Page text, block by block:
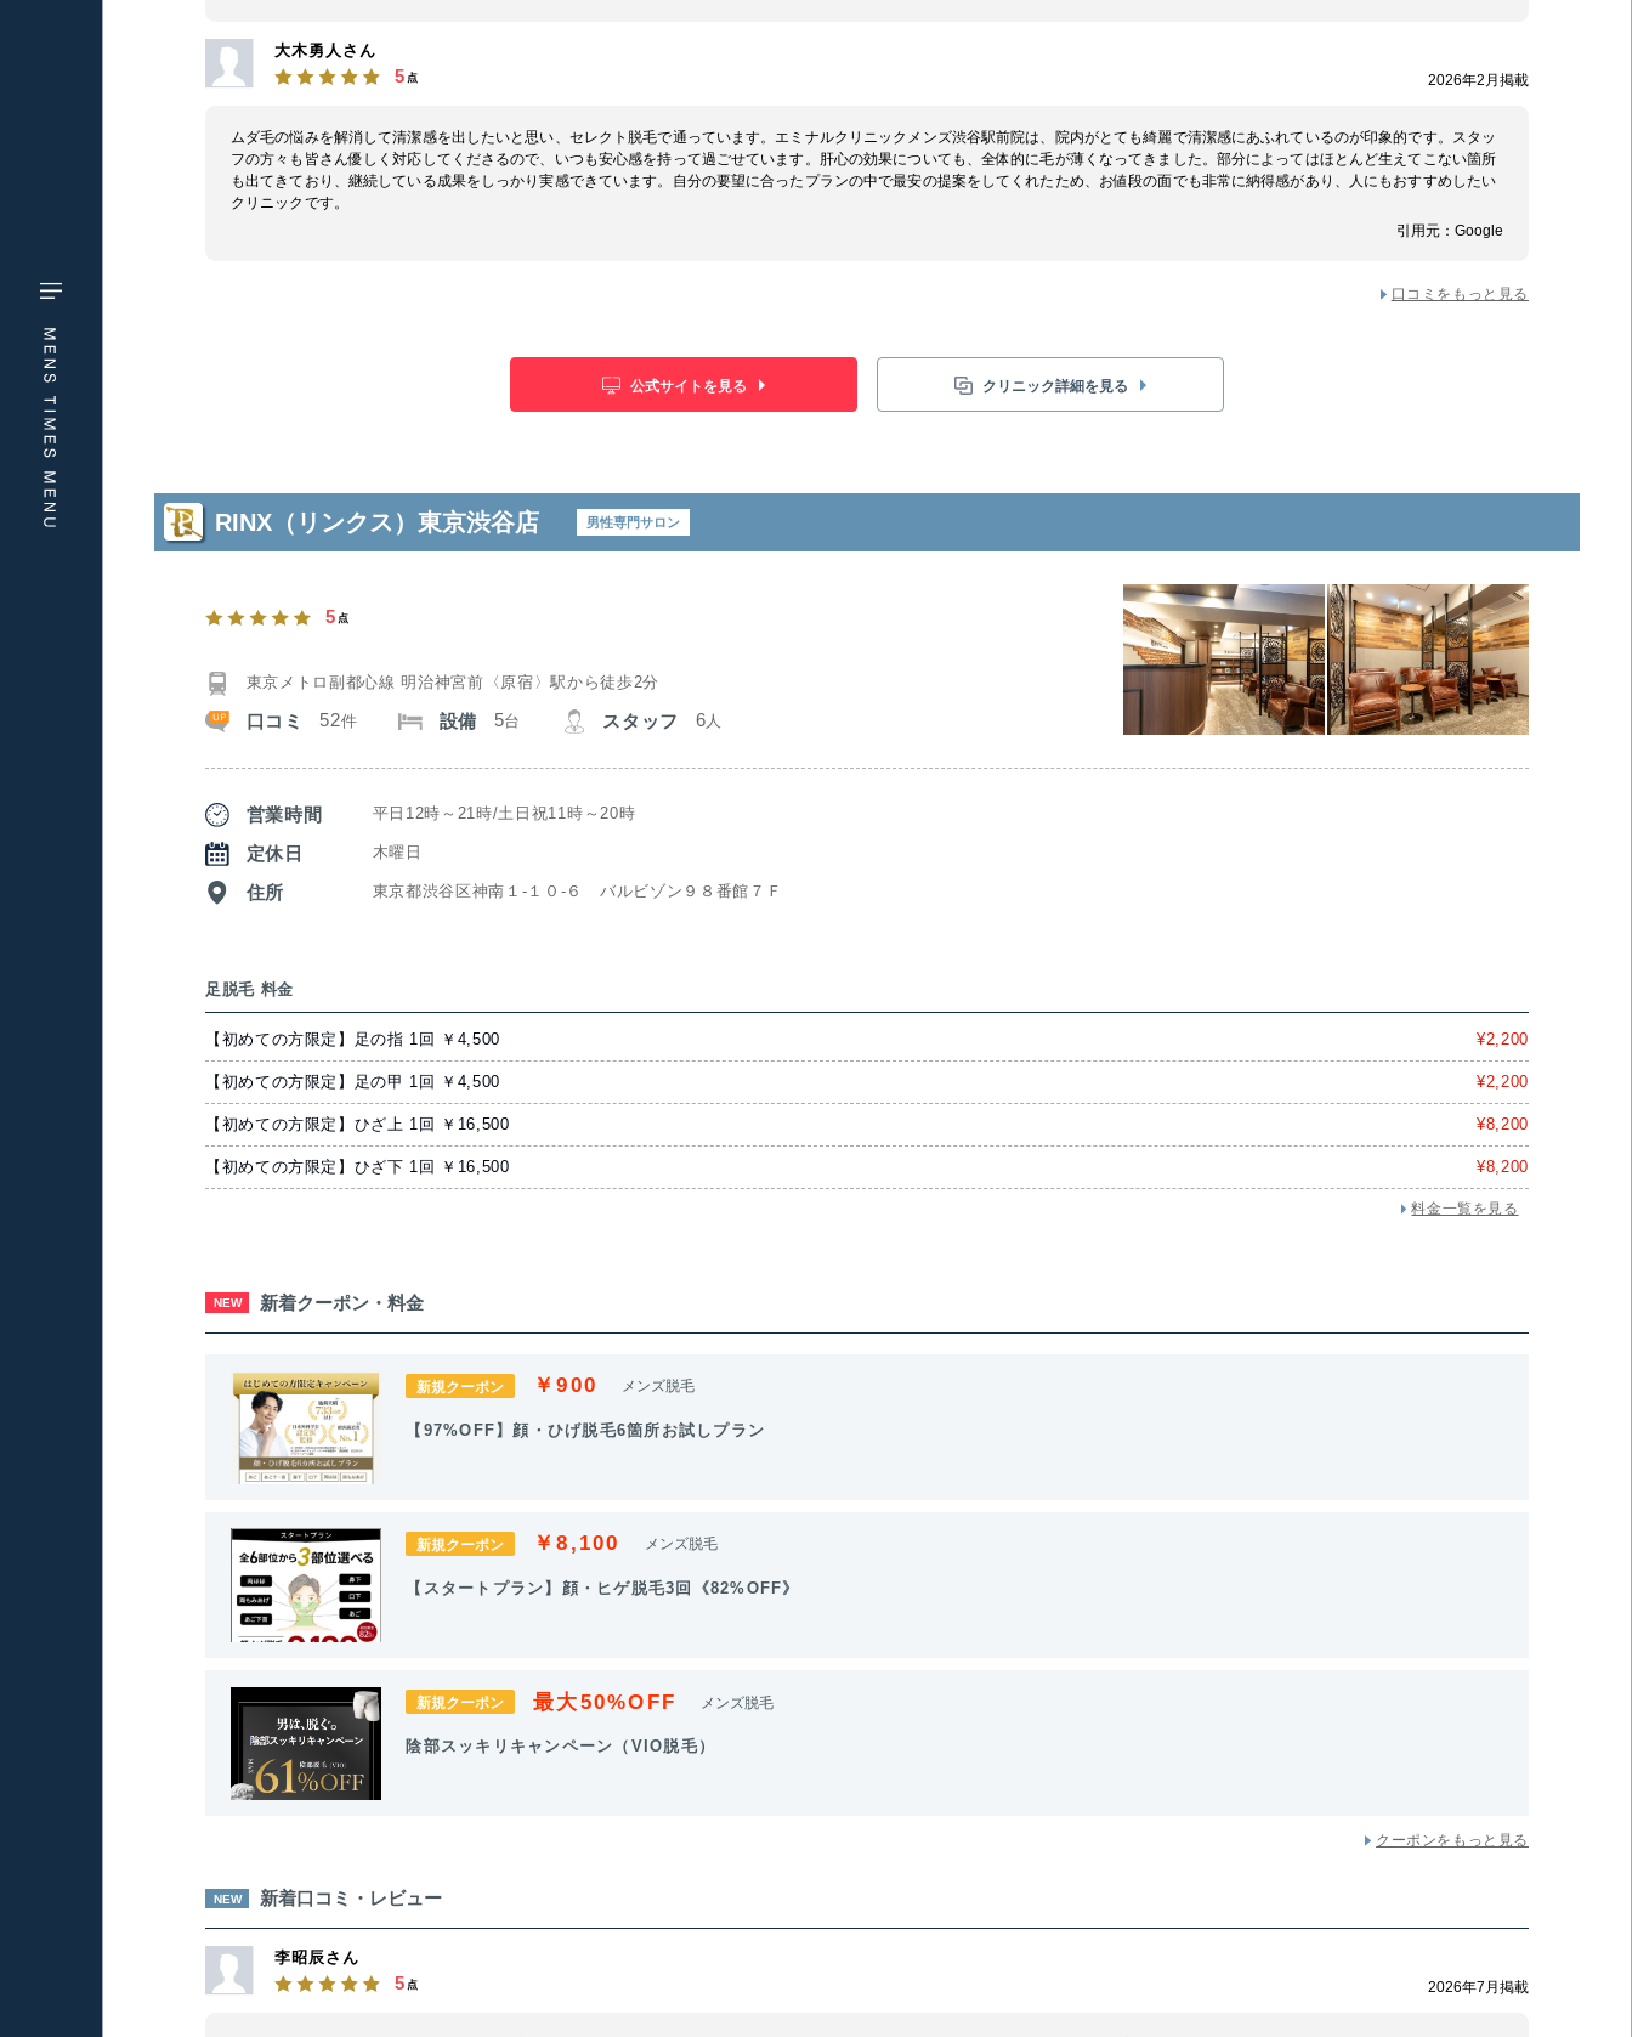
大木勇人さん
5 点 2026年2月掲載
ムダ毛の悩みを解消して清潔感を出したいと思い、セレクト脱毛で通っています。エミナルクリニックメンズ渋谷駅前院は、院内がとても綺麗で清潔感にあふれているのが印象的です。スタッ
フの方々も皆さん優しく対応してくださるので、いつも安心感を持って過ごせています。肝心の効果についても、全体的に毛が薄くなってきました。部分によってはほとんど生えてこない箇所
も出てきており、継続している成果をしっかり実感できています。自分の要望に合ったプランの中で最安の提案をしてくれたため、お値段の面でも非常に納得感があり、人にもおすすめしたい
クリニックです。
引用元： Google
口コミをもっと見る
公式サイトを見る クリニック詳細を見る
RINX（リンクス）東京渋谷店 男性専門サロン
5 点
東京メトロ副都心線 明治神宮前〈原宿〉駅から徒歩2分
口コミ 52件 設備 5台 スタッフ 6人
営業時間 平日12時～21時/土日祝11時～20時
定休日 木曜日
住所 東京都渋谷区神南１‐１０‐６ バルビゾン９８番館７Ｆ
足脱毛 料金
【初めての方限定】足の指 1回 ￥4,500 ¥2,200
【初めての方限定】足の甲 1回 ￥4,500 ¥2,200
【初めての方限定】ひざ上 1回 ￥16,500 ¥8,200
【初めての方限定】ひざ下 1回 ￥16,500 ¥8,200
料金一覧を見る
NEW 新着クーポン・料金
新規クーポン ￥900 メンズ脱毛
【97%OFF】顔・ひげ脱毛6箇所お試しプラン
新規クーポン ￥8,100 メンズ脱毛
【スタートプラン】顔・ヒゲ脱毛3回《82%OFF》
新規クーポン 最大50%OFF メンズ脱毛
陰部スッキリキャンペーン（VIO脱毛）
クーポンをもっと見る
NEW 新着口コミ・レビュー
李昭辰さん
5 点 2026年7月掲載